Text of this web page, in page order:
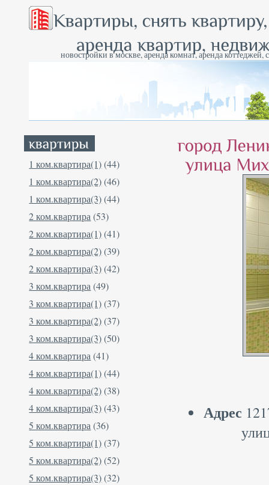
новостройки в москве, аренда комнат, аренда
1 ком.квартира(1)(44)
1 ком.квартира(2)(46)
1 ком.квартира(3)(44)
2 ком.квартира (53)
2 ком.квартира(1)(41)
2 ком.квартира(2)(39)
2 ком.квартира(3)(42)
3 ком.квартира (49)
3 ком.квартира(1)(37)
3 ком.квартира(2)(37)
3 ком.квартира(3)(50)
4 ком.квартира (41)
4 ком.квартира(1)(44)
4 ком.квартира(2)(38)
4 ком.квартира(3)(43)
5 ком.квартира (36)
5 ком.квартира(1)(37)
5 ком.квартира(2)(52)
5 ком.квартира(3)(32)
Адрес